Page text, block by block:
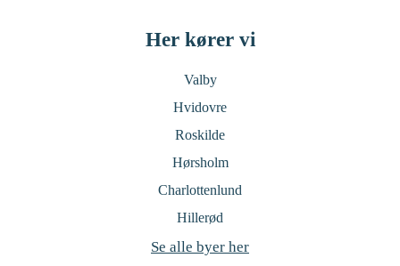
Her kører vi
Valby
Hvidovre
Roskilde
Hørsholm
Charlottenlund
Hillerød
Se alle byer her